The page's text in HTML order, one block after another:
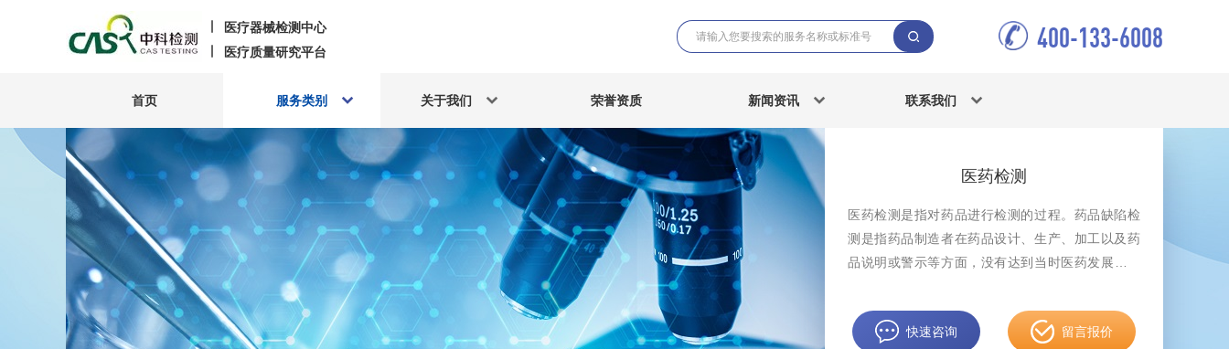
医疗器械检测中心
医疗质量研究平台
400-133-6008
首页 服务类别 关于我们 荣誉资质 新闻资讯 联系我们
医药检测
医药检测是指对药品进行检测的过程。药品缺陷检
测是指药品制造者在药品设计、生产、加工以及药
品说明或警示等方面，没有达到当时医药发展水平
快速咨询 留言报价